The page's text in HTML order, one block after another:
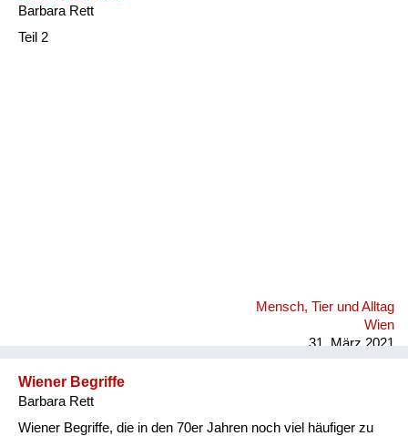
Barbara Rett
Teil 2
Mensch, Tier und Alltag
Wien
31. März 2021
Wiener Begriffe
Barbara Rett
Wiener Begriffe, die in den 70er Jahren noch viel häufiger zu